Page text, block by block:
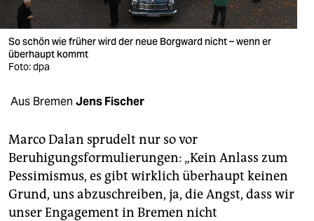
verlag
verlag
veranstaltungen
unterstützen
abo
genossenschaft
So schön wie früher wird der neue Borgward nicht – wenn er
überhaupt kommt
Foto: dpa
Aus Bremen Jens Fischer
Marco Dalan sprudelt nur so vor
Beruhigungsformulierungen: „Kein Anlass zum
Pessimismus, es gibt wirklich überhaupt keinen
Grund, uns abzuschreiben, ja, die Angst, dass wir
unser Engagement in Bremen nicht